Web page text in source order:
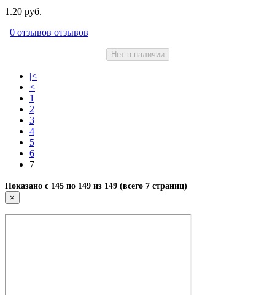
1.20 руб.
0 отзывов отзывов
Нет в наличии
|<
<
1
2
3
4
5
6
7
Показано с 145 по 149 из 149 (всего 7 страниц)
×